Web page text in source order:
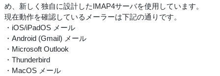
め、新しく独自に設計したIMAP4サーバを使用しています。
現在動作を確認しているメーラーは下記の通りです。
・iOS/iPadOS メール
・Android (Gmail) メール
・Microsoft Outlook
・Thunderbird
・MacOS メール